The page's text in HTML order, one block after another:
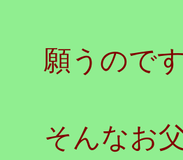
願うので
そんなお